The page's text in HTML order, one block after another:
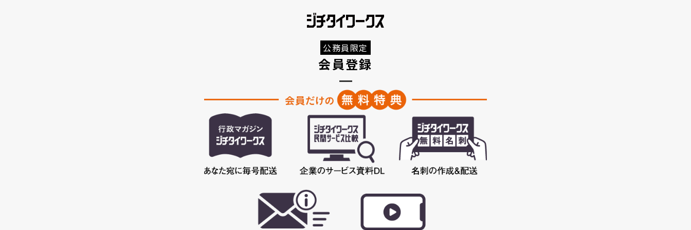
公務員限定
会員登録